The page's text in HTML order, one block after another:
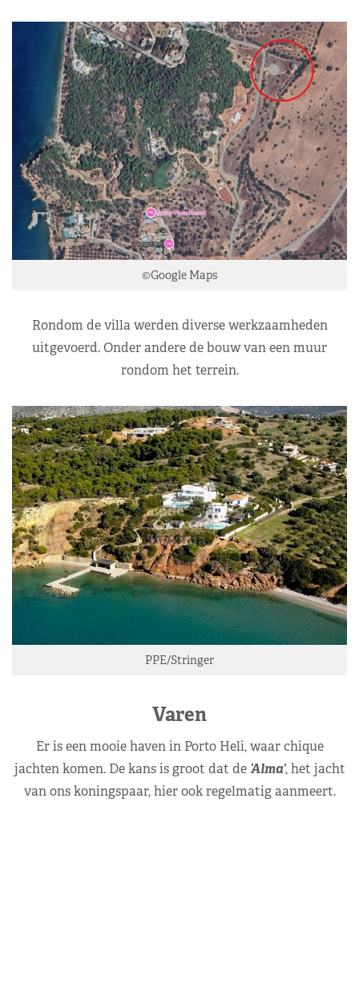
©Google Maps
Rondom de villa werden diverse werkzaamheden
uitgevoerd. Onder andere de bouw van een muur
rondom het terrein.
PPE/Stringer
Varen
Er is een mooie haven in Porto Heli, waar chique
jachten komen. De kans is groot dat de ‘Alma’, het jacht
van ons koningspaar, hier ook regelmatig aanmeert.